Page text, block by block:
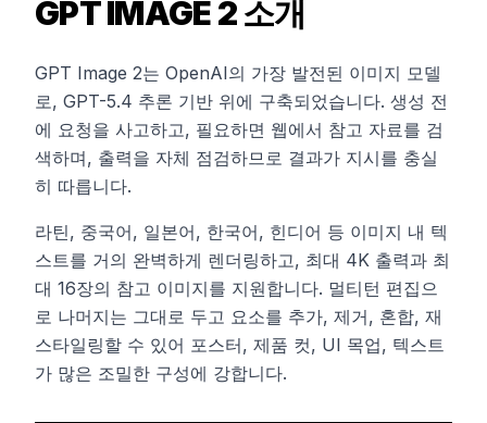
GPT IMAGE 2 소개
GPT Image 2는 OpenAI의 가장 발전된 이미지 모델
로, GPT-5.4 추론 기반 위에 구축되었습니다. 생성 전
에 요청을 사고하고, 필요하면 웹에서 참고 자료를 검
색하며, 출력을 자체 점검하므로 결과가 지시를 충실
히 따릅니다.
라틴, 중국어, 일본어, 한국어, 힌디어 등 이미지 내 텍
스트를 거의 완벽하게 렌더링하고, 최대 4K 출력과 최
대 16장의 참고 이미지를 지원합니다. 멀티턴 편집으
로 나머지는 그대로 두고 요소를 추가, 제거, 혼합, 재
스타일링할 수 있어 포스터, 제품 컷, UI 목업, 텍스트
가 많은 조밀한 구성에 강합니다.